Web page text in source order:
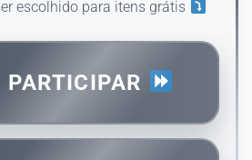
escolhido para itens grátis
PARTICIPAR